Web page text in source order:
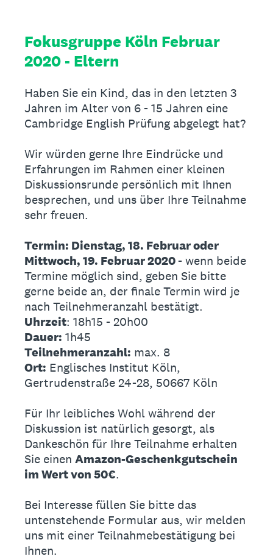
Fokusgruppe Köln Februar
2020 - Eltern
Haben Sie ein Kind, das in den letzten 3
Jahren im Alter von 6 - 15 Jahren eine
Cambridge English Prüfung abgelegt hat?
Wir würden gerne Ihre Eindrücke und
Erfahrungen im Rahmen einer kleinen
Diskussionsrunde persönlich mit Ihnen
besprechen, und uns über Ihre Teilnahme
sehr freuen.
Termin: Dienstag, 18. Februar oder
Mittwoch, 19. Februar 2020- wenn beide
Termine möglich sind, geben Sie bitte
gerne beide an, der finale Termin wird je
nach Teilnehmeranzahl bestätigt.
Uhrzeit: 18h15 - 20h00
Dauer: 1h45
Teilnehmeranzahl: max. 8
Ort: Englisches Institut Köln,
Gertrudenstraße 24-28, 50667 Köln
Für Ihr leibliches Wohl während der
Diskussion ist natürlich gesorgt, als
Dankeschön für Ihre Teilnahme erhalten
Sie einen Amazon-Geschenkgutschein
im Wert von 50€.
Bei Interesse füllen Sie bitte das
untenstehende Formular aus, wir melden
uns mit einer Teilnahmebestätigung bei
Ihnen.